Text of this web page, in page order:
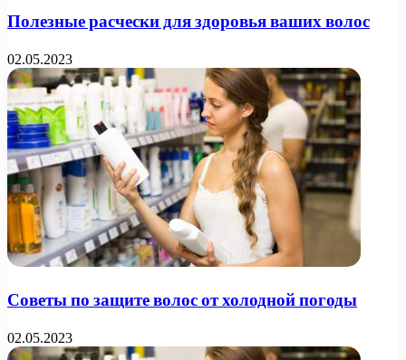
Полезные расчески для здоровья ваших волос
02.05.2023
Советы по защите волос от холодной погоды
02.05.2023